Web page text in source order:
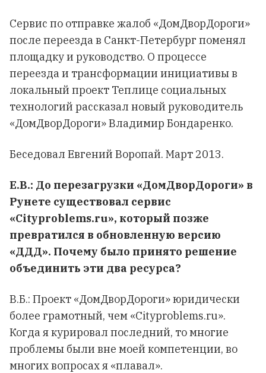
Сервис по отправке жалоб «ДомДворДороги»
после переезда в Санкт-Петербург поменял
площадку и руководство. О процессе
переезда и трансформации инициативы в
локальный проект Теплице социальных
технологий рассказал новый руководитель
«ДомДворДороги» Владимир Бондаренко.
Беседовал Евгений Воропай. Март 2013.
Е.В.: До перезагрузки «ДомДворДороги» в
Рунете существовал сервис
«Cityproblems.ru», который позже
превратился в обновленную версию
«ДДД». Почему было принято решение
объединить эти два ресурса?
В.Б.: Проект «ДомДворДороги» юридически
более грамотный, чем «Cityproblems.ru».
Когда я курировал последний, то многие
проблемы были вне моей компетенции, во
многих вопросах я «плавал».